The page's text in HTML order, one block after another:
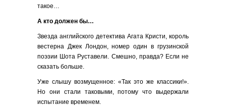
такое…
А кто должен бы…
Звезда английского детектива Агата Кристи, король
вестерна Джек Лондон, номер один в грузинской
поэзии Шота Руставели. Смешно, правда? Если не
сказать больше.
Уже слышу возмущенное: «Так это же классики!».
Но они стали таковыми, потому что выдержали
испытание временем.